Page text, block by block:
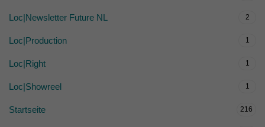
Loc|Newsletter Future NL 2
Loc|Production 1
Loc|Right 1
Loc|Showreel 1
Startseite 216